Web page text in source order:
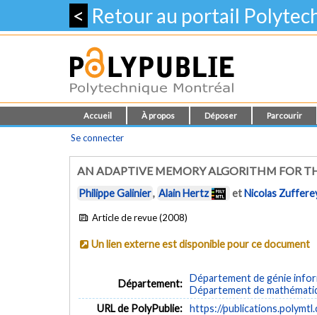
< Retour au portail
Accueil À propos Déposer Parcourir
Se connecter
AN ADAPTIVE MEMORY ALGORITHM FOR
Philippe Galinier, Alain Hertz etNicolas
Article de revue (2008)
Un lien externe est disponible pour ce document
Département: Département de génie
Département de
URL de PolyPublie: https://